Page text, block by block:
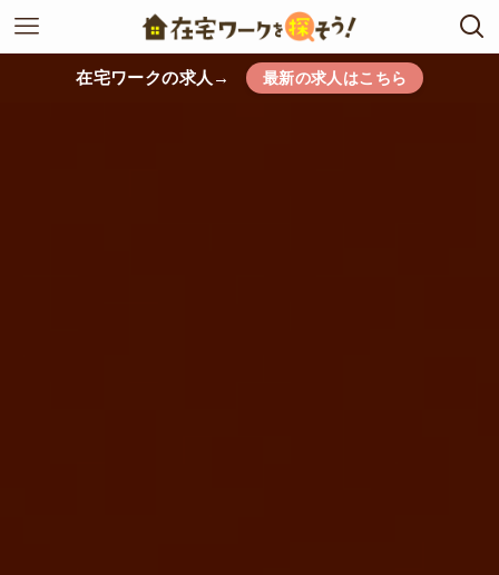
在宅ワークの求人→ 最新の求人はこちら